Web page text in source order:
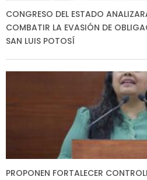
CONGRESO DEL ESTADO
COMBATIR LA EVASIÓN DE
SAN LUIS POTOSÍ
PROPONEN FORTALECER